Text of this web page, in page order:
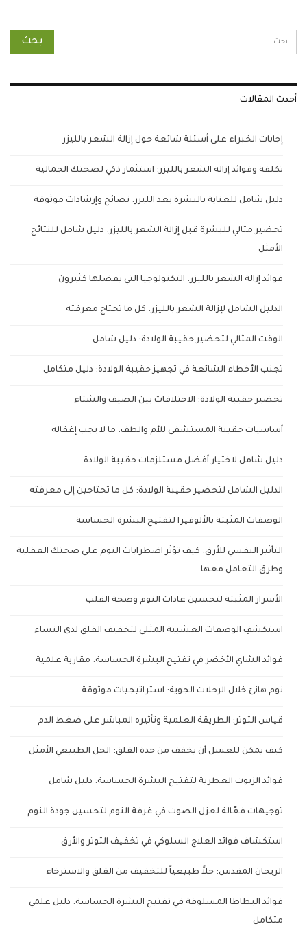
أحدث المقالات
إجابات الخبراء على أسئلة شائعة حول إزالة الشعر بالليزر
تكلفة وفوائد إزالة الشعر بالليزر: استثمار ذكي لصحتك الجمالية
دليل شامل للعناية بالبشرة بعد الليزر: نصائح وإرشادات موثوقة
تحضير مثالي للبشرة قبل إزالة الشعر بالليزر: دليل شامل للنتائج
الأمثل
فوائد إزالة الشعر بالليزر: التكنولوجيا التي يفضلها كثيرون
الدليل الشامل لإزالة الشعر بالليزر: كل ما تحتاج معرفته
الوقت المثالي لتحضير حقيبة الولادة: دليل شامل
تجنب الأخطاء الشائعة في تجهيز حقيبة الولادة: دليل متكامل
تحضير حقيبة الولادة: الاختلافات بين الصيف والشتاء
أساسيات حقيبة المستشفى للأم والطف: ما لا يجب إغفاله
دليل شامل لاختيار أفضل مستلزمات حقيبة الولادة
الدليل الشامل لتحضير حقيبة الولادة: كل ما تحتاجين إلى معرفته
الوصفات المثبتة بالألوفيرا لتفتيح البشرة الحساسة
التأثير النفسي للأرق: كيف تؤثر اضطرابات النوم على صحتك العقلية
وطرق التعامل معها
الأسرار المثبتة لتحسين عادات النوم وصحة القلب
استكشفِ الوصفات العشبية المثلى لتخفيف القلق لدى النساء
فوائد الشاي الأخضر في تفتيح البشرة الحساسة: مقاربة علمية
نوم هانئ خلال الرحلات الجوية: استراتيجيات موثوقة
قياس التوتر: الطريقة العلمية وتأثيره المباشر على ضغط الدم
كيف يمكن للعسل أن يخفف من حدة القلق: الحل الطبيعي الأمثل
فوائد الزيوت العطرية لتفتيح البشرة الحساسة: دليل شامل
توجيهات فعّالة لعزل الصوت في غرفة النوم لتحسين جودة النوم
استكشاف فوائد العلاج السلوكي في تخفيف التوتر والأرق
الريحان المقدس: حلاً طبيعياً للتخفيف من القلق والاسترخاء
فوائد البطاطا المسلوقة في تفتيح البشرة الحساسة: دليل علمي
متكامل